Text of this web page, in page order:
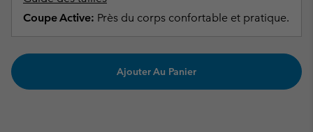
Coupe Active: Près du corps confortable et pratique.
Ajouter Au Panier